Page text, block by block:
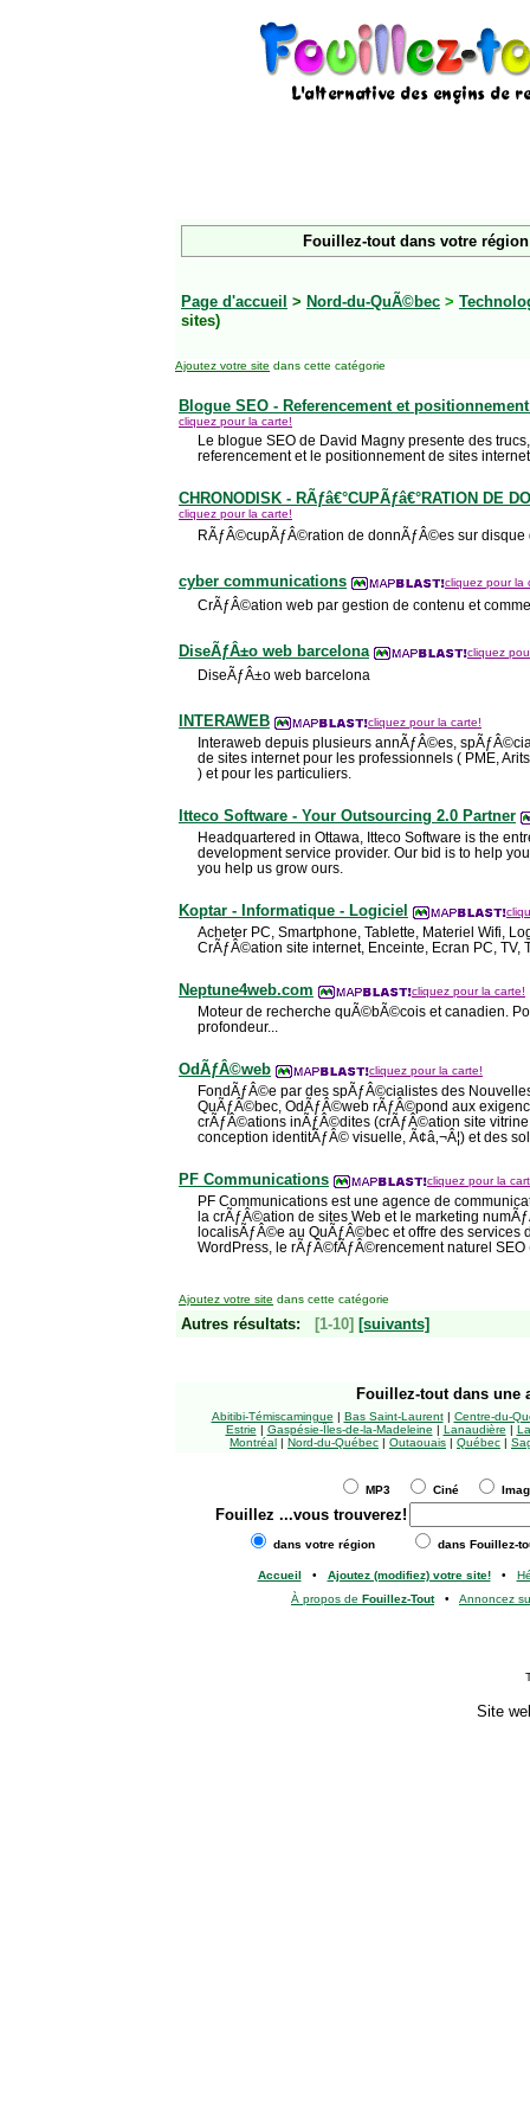
Fouillez-tout dans votre
Page d'accueil > Nord-du-QuÃ©bec >
sites)
Ajoutez votre site dans cette catégorie
Blogue SEO - Referencement et
cliquez pour la carte!
Le blogue SEO de David Magny presente des
referencement et le positionnement de sites
CHRONODISK - RÃƒâ€°CUPÃƒâ€°RATION DE
cliquez pour la carte!
RÃƒÂ©cupÃƒÂ©ration de donnÃƒÂ©es sur disque
cyber communications cliquez pour la
CrÃƒÂ©ation web par gestion de contenu et
DiseÃƒÂ±o web barcelona cliquez
DiseÃƒÂ±o web barcelona
INTERAWEB cliquez pour la carte!
Interaweb depuis plusieurs annÃƒÂ©es,
de sites internet pour les professionnels ( PME,
) et pour les particuliers.
Itteco Software - Your Outsourcing 2.0 Partner
Headquartered in Ottawa, Itteco Software is the
development service provider. Our bid is to help
you help us grow ours.
Koptar - Informatique - Logiciel
Acheter PC, Smartphone, Tablette, Materiel Wifi,
CrÃƒÂ©ation site internet, Enceinte, Ecran PC, TV,
Neptune4web.com cliquez pour la carte!
Moteur de recherche quÃ©bÃ©cois et canadien.
profondeur...
OdÃƒÂ©web cliquez pour la carte!
FondÃƒÂ©e par des spÃƒÂ©cialistes des
QuÃƒÂ©bec, OdÃƒÂ©web rÃƒÂ©pond aux
crÃƒÂ©ations inÃƒÂ©dites (crÃƒÂ©ation site
conception identitÃƒÂ© visuelle, Ã¢â‚¬Â¦) et des
PF Communications cliquez pour la
PF Communications est une agence de
la crÃƒÂ©ation de sites Web et le marketing
localisÃƒÂ©e au QuÃƒÂ©bec et offre des services
WordPress, le rÃƒÂ©fÃƒÂ©rencement naturel SEO
Ajoutez votre site dans cette catégorie
Autres résultats: [1-10] [suivants]
Fouillez-tout dans une
Abitibi-Témiscamingue | Bas Saint-Laurent| Centre-du-
Estrie | Gaspésie-Îles-de-la-Madeleine | Lanaudière |
Montréal | Nord-du-Québec | Outaouais | Québec |
MP3 Ciné
Fouillez ...vous trouverez!
dans votre région dans Fouillez-
Accueil • Ajoutez (modifiez) votre site!•
À propos de Fouillez-Tout• Annoncez
Site